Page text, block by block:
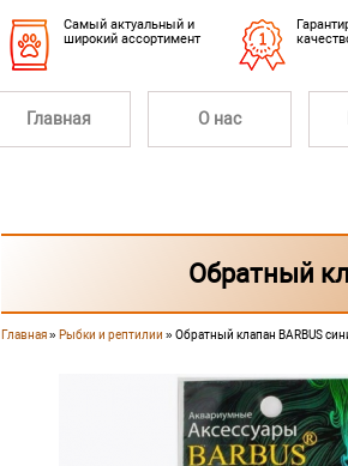
Cамый актуальный и
широкий ассортимент
Главная О нас
Обратный
Вы здесь
Главная» Рыбки и рептилии » Обратный клапан BARBUS